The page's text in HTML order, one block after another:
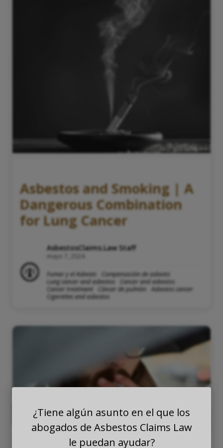
Asbestos and Smoking | A
Dangerous Combination
for Lung Cancer
AsbestosClaims.Law Staff
mayo 7, 2024
Fumar y el Asbesto
Compensación de asbesto
Lung cancer and asbestos
Cancer and asbestos
Cancer treatment
Cáncer de pulmón
Asbestos cancer
Cigarettes and asbestos
¿Tiene algún asunto en el que los
abogados de Asbestos Claims Law
le puedan ayudar?